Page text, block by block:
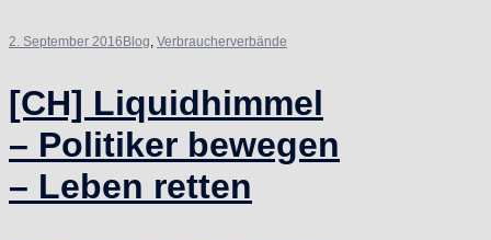
2. September 2016 Blog, Verbraucherverbände
[CH] Liquidhimmel
– Politiker bewegen
– Leben retten